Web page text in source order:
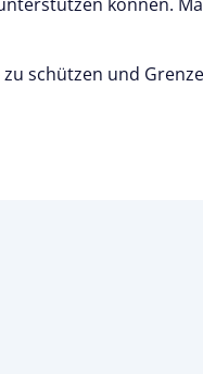
können.
schützen und